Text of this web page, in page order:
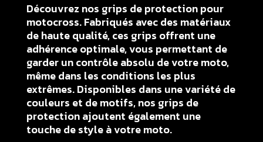
Découvrez nos grips de protection pour
motocross. Fabriqués avec des matériaux
de haute qualité, ces grips offrent une
adhérence optimale, vous permettant de
garder un contrôle absolu de votre moto,
même dans les conditions les plus
extrêmes. Disponibles dans une variété de
couleurs et de motifs, nos grips de
protection ajoutent également une
touche de style à votre moto.